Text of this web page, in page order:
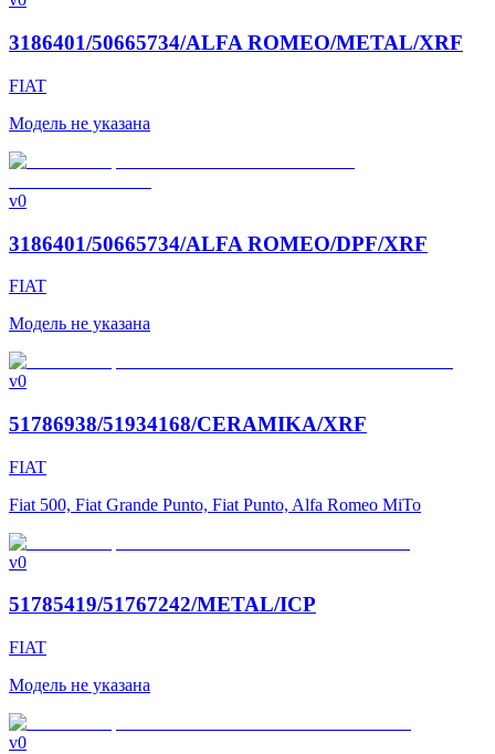
3186401/50665734/ALFA ROMEO/METAL/XRF
FIAT
Модель не указана
v0
3186401/50665734/ALFA ROMEO/DPF/XRF
FIAT
Модель не указана
v0
51786938/51934168/CERAMIKA/XRF
FIAT
Fiat 500, Fiat Grande Punto, Fiat Punto, Alfa Romeo MiTo
v0
51785419/51767242/METAL/ICP
FIAT
Модель не указана
v0